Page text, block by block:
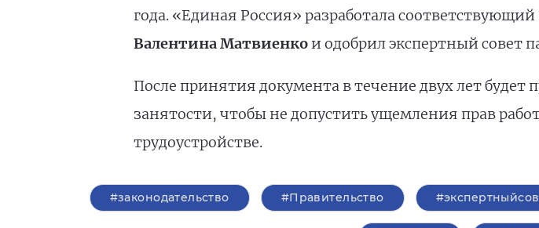
года. «Единая Россия» разработала
Валентина Матвиенкои одобрил экспертный совет
После принятия документа в течение двух лет
занятости, чтобы не допустить ущемления прав
трудоустройстве.
#законодательство #Правительство